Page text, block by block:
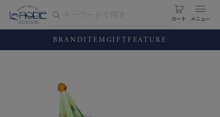
カート
BRANDITEM GIFT FEATURE